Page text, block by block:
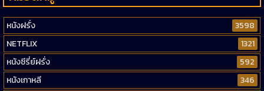
หนังฝรั่ง
3598
NETFLIX
1321
หนังซีรี่ย์ฝรั่ง
592
หนังเกาหลี
346